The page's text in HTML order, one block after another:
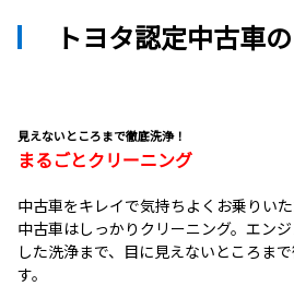
トヨタ認定中古車
見えないところまで徹底洗浄！
まるごとクリーニング
中古車をキレイで気持ちよくお乗りい
中古車はしっかりクリーニング。エン
した洗浄まで、目に見えないところま
す。